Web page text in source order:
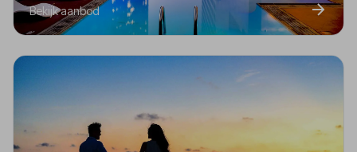
Bekijk aanbod